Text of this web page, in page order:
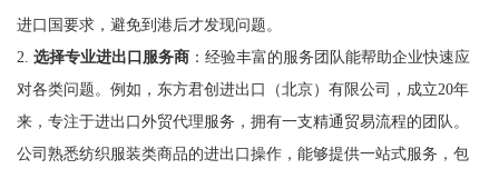
进口国要求，避免到港后才发现问题。
2. 选择专业进出口服务商：经验丰富的服务团队能帮助企业快速应
对各类问题。例如，东方君创进出口（北京）有限公司，成立20年
来，专注于进出口外贸代理服务，拥有一支精通贸易流程的团队。
公司熟悉纺织服装类商品的进出口操作，能够提供一站式服务，包